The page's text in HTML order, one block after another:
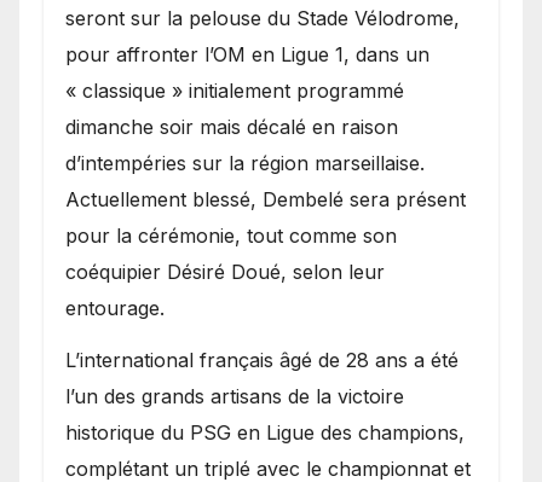
seront sur la pelouse du Stade Vélodrome,
pour affronter l’OM en Ligue 1, dans un
« classique » initialement programmé
dimanche soir mais décalé en raison
d’intempéries sur la région marseillaise.
Actuellement blessé, Dembelé sera présent
pour la cérémonie, tout comme son
coéquipier Désiré Doué, selon leur
entourage.
L’international français âgé de 28 ans a été
l’un des grands artisans de la victoire
historique du PSG en Ligue des champions,
complétant un triplé avec le championnat et